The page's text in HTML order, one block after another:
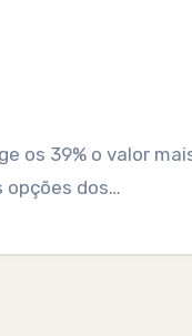
os 39% o valor
opções dos…